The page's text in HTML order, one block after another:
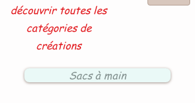
découvrir toutes les
catégories de
créations
Sacs à main